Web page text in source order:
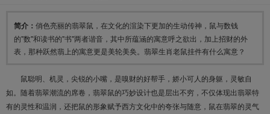
简介： 俏色亮丽的翡翠鼠，在文化的渲染下更加的生动传神，鼠与数钱
的"数"和读书的"书"两者谐音，其中所蕴涵的寓意呼之欲出，加上招财的外
表，那种跃然翡上的寓意更是美轮美奂。翡翠生肖老鼠挂件有什么寓意？
鼠聪明、机灵，尖锐的小嘴，是嗅财的好帮手，娇小可人的身躯，灵敏自
如。随着翡翠潮流的席卷，翡翠鼠的巧妙设计也是层出不穷，不仅体现出翡翠特
有的灵性和温润，还把鼠的形象赋予西方文化中的夸张与随意，鼠在翡翠的灵气